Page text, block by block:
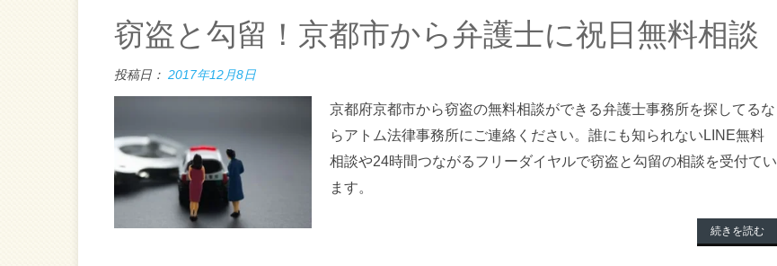
窃盗と勾留！京都市から弁護士に祝日無料相談
投稿日： 2017年12月8日
京都府京都市から窃盗の無料相談ができる弁護士事務所を探してるな
らアトム法律事務所にご連絡ください。誰にも知られないLINE無料
相談や24時間つながるフリーダイヤルで窃盗と勾留の相談を受付てい
ます。
続きを読む